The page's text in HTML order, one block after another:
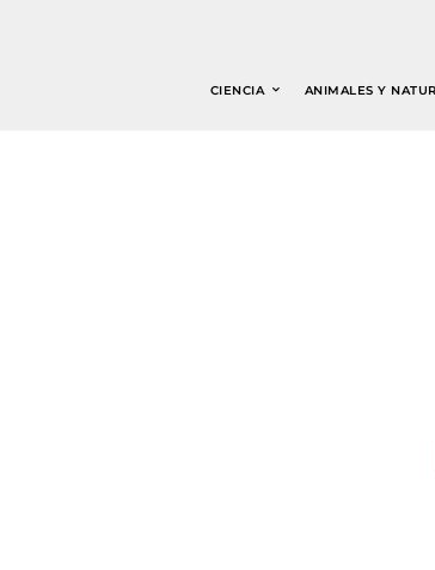
CIENCIA ANIMALES Y